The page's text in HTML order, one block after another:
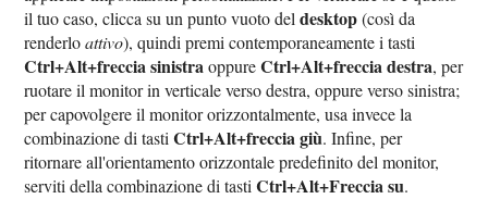
il tuo caso, clicca su un punto vuoto deldesktop(così da
renderloattivo), quindi premi contemporaneamente i tasti
Ctrl+Alt+freccia sinistraoppureCtrl+Alt+freccia destra, per
ruotare il monitor in verticale verso destra, oppure verso sinistra;
per capovolgere il monitor orizzontalmente, usa invece la
combinazione di tastiCtrl+Alt+freccia giù. Infine, per
ritornare all'orientamento orizzontale predefinito del monitor,
serviti della combinazione di tastiCtrl+Alt+Freccia su.